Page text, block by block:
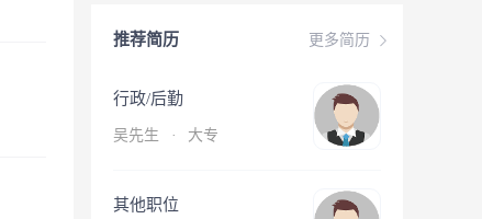
更多简历
推荐简历
行政/后勤
吴先生 · 大专
其他职位